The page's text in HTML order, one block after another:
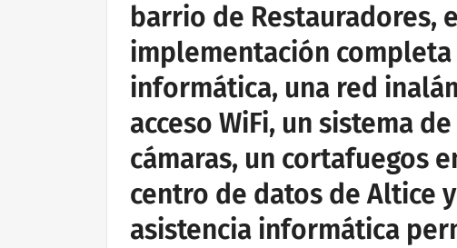
barrio de Restauradores,
implementación
informática, una red
acceso WiFi, un sistema
cámaras, un cortafuegos
centro de datos de Altice
asistencia informática